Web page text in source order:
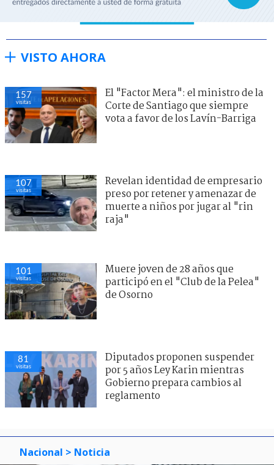
VISTO AHORA
157
visitas
El "Factor Mera": el ministro de la
Corte de Santiago que siempre
vota a favor de los Lavín-Barriga
107
visitas
Revelan identidad de empresario
preso por retener y amenazar de
muerte a niños por jugar al "rin
raja"
101
visitas
Muere joven de 28 años que
participó en el "Club de la Pelea"
de Osorno
81
visitas
Diputados proponen suspender
por 5 años Ley Karin mientras
Gobierno prepara cambios al
reglamento
Nacional > Noticia